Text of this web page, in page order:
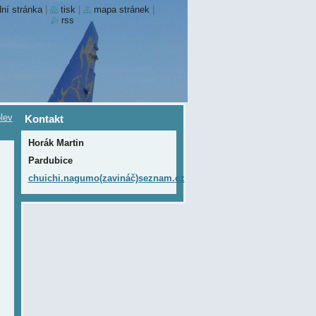
Kontakt
Horák Martin
Pardubice
chuichi.nagumo(zavináč)seznam.cz
stránka tisk mapa stránek
rss